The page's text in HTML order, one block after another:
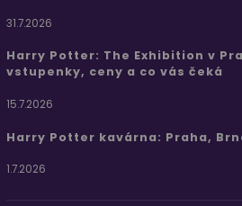
31.7.2026
Harry Potter: The Exhibition v
vstupenky, ceny a co vás čeká
15.7.2026
Harry Potter kavárna: Praha,
1.7.2026